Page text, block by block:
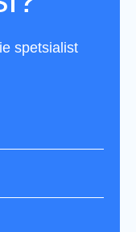
spetsialist